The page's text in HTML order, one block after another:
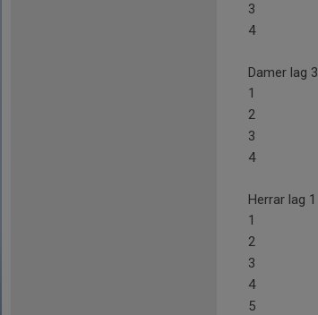
3
4
Damer lag 3
1
2
3
4
Herrar lag 1
1
2
3
4
5